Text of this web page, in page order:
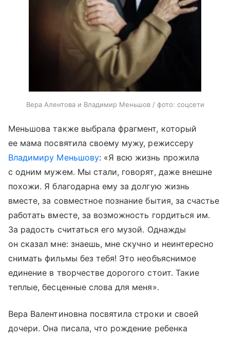
Вера Алентова и Владимир Меньшов / фото: соцсети
Меньшова также выбрала фрагмент, который
ее мама посвятила своему мужу, режиссеру
Владимиру Меньшову: «Я всю жизнь прожила
с одним мужем. Мы стали, говорят, даже внешне
похожи. Я благодарна ему за долгую жизнь
вместе, за совместное познание бытия, за счастье
работать вместе, за возможность гордиться им.
За радость считаться его музой. Однажды
он сказал мне: знаешь, мне скучно и неинтересно
снимать фильмы без тебя! Это необъяснимое
единение в творчестве дорогого стоит. Такие
теплые, бесценные слова для меня».
Вера Валентиновна посвятила строки и своей
дочери. Она писала, что рождение ребенка